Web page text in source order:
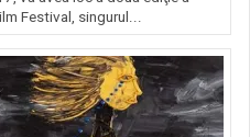
Festival, singurul...